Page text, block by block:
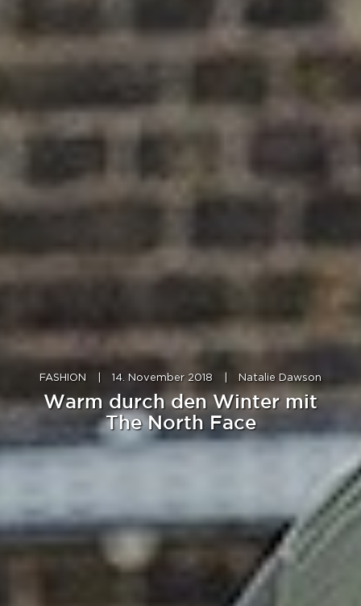
FASHION 14. November 2018 Natalie Dawson
Warm durch den Winter mit
The North Face